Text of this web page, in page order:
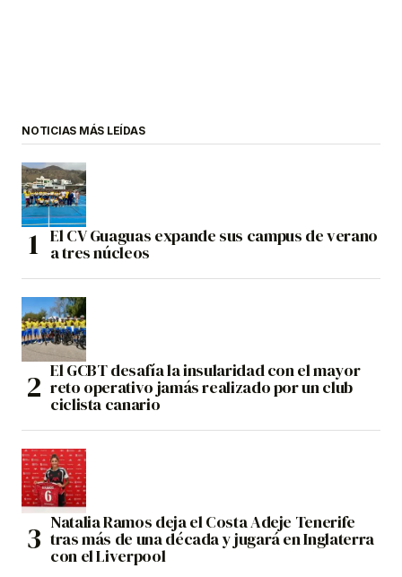
NOTICIAS MÁS LEÍDAS
El CV Guaguas expande sus campus de verano
a tres núcleos
El GCBT desafía la insularidad con el mayor
reto operativo jamás realizado por un club
ciclista canario
Natalia Ramos deja el Costa Adeje Tenerife
tras más de una década y jugará en Inglaterra
con el Liverpool